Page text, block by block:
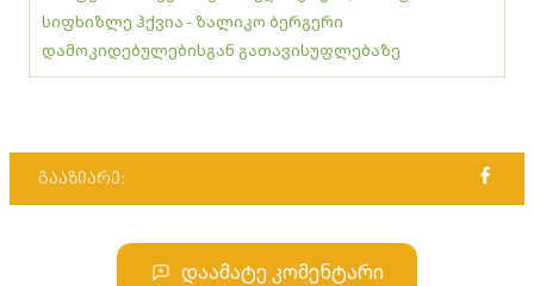
სიფხიზლე ჰქვია - ზალიკო ბერგერი
დამოკიდებულებისგან გათავისუფლებაზე
გააზიარე:
დაამატე კომენტარი